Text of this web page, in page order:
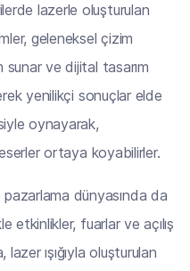
lazerle oluşturulan
geleneksel çizim
sunar ve dijital tasarım
yenilikçi sonuçlar elde
oynayarak,
eserler ortaya koyabilirler.
dünyasında da
etkinlikler, fuarlar ve açılış
ışığıyla oluşturulan